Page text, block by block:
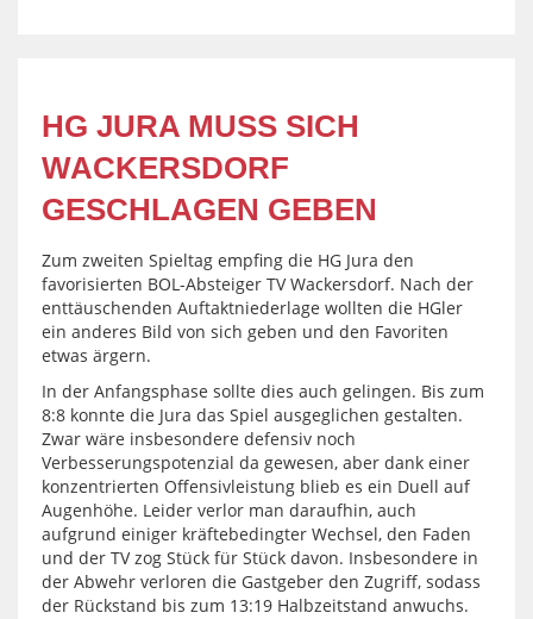
HG JURA MUSS SICH
WACKERSDORF
GESCHLAGEN GEBEN
Zum zweiten Spieltag empfing die HG Jura den
favorisierten BOL-Absteiger TV Wackersdorf. Nach der
enttäuschenden Auftaktniederlage wollten die HGler
ein anderes Bild von sich geben und den Favoriten
etwas ärgern.
In der Anfangsphase sollte dies auch gelingen. Bis zum
8:8 konnte die Jura das Spiel ausgeglichen gestalten.
Zwar wäre insbesondere defensiv noch
Verbesserungspotenzial da gewesen, aber dank einer
konzentrierten Offensivleistung blieb es ein Duell auf
Augenhöhe. Leider verlor man daraufhin, auch
aufgrund einiger kräftebedingter Wechsel, den Faden
und der TV zog Stück für Stück davon. Insbesondere in
der Abwehr verloren die Gastgeber den Zugriff, sodass
der Rückstand bis zum 13:19 Halbzeitstand anwuchs.